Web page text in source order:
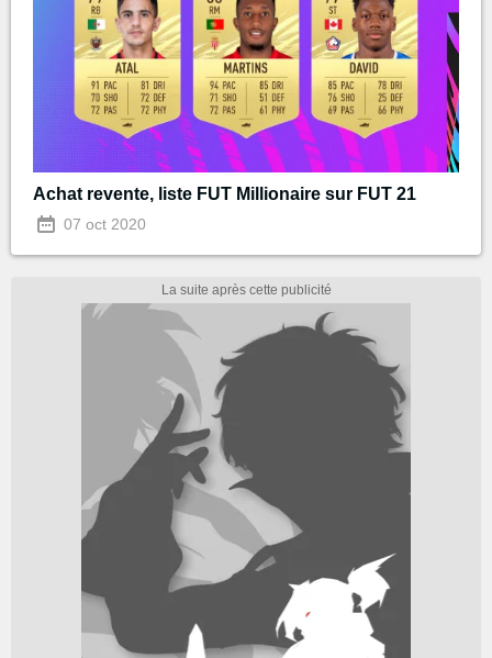
Achat revente, liste FUT Millionaire sur FUT 21
07 oct 2020